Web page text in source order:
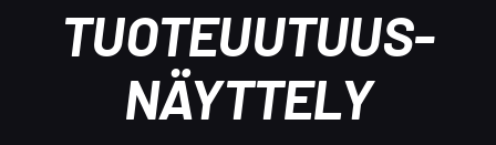
Tuotenäyttely
TUOTEUUTUUS­
NÄYTTELY